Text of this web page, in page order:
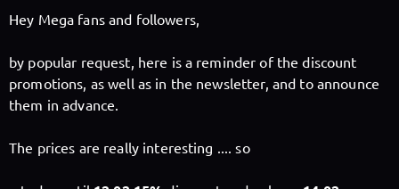
Hey Mega fans and followers,
by popular request, here is a reminder of the discount
promotions, as well as in the newsletter, and to announce
them in advance.
The prices are really interesting .... so
FollowX-Perience
and immediately
get access to all exclusive posts.